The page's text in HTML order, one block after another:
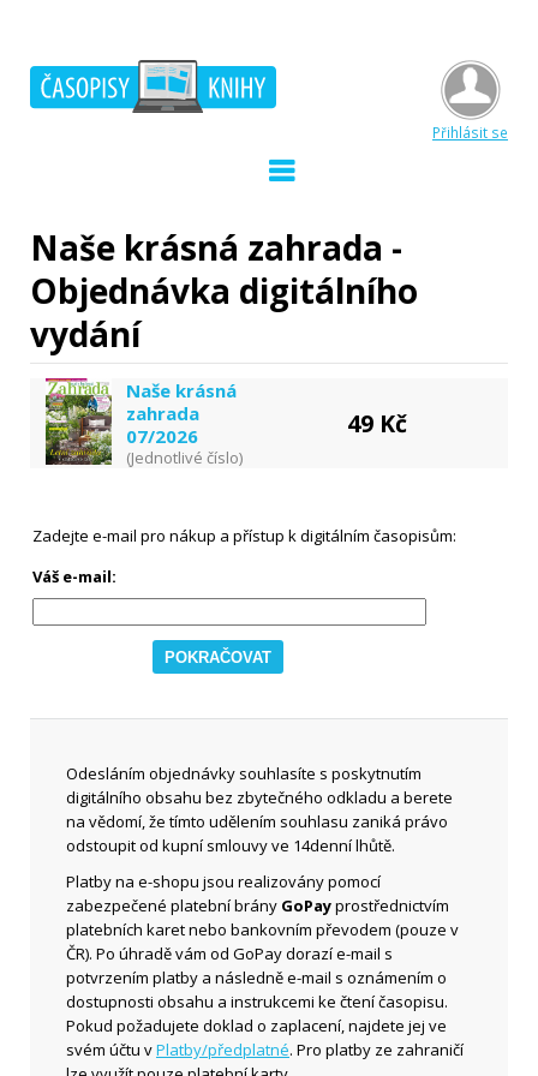
Přihlásit se
Naše krásná zahrada -
Objednávka digitálního
vydání
Naše krásná
zahrada
07/2026
(Jednotlivé číslo)
49 Kč
Zadejte e-mail pro nákup a přístup k digitálním časopisům:
Váš e-mail:
Odesláním objednávky souhlasíte s poskytnutím
digitálního obsahu bez zbytečného odkladu a berete
na vědomí, že tímto udělením souhlasu zaniká právo
odstoupit od kupní smlouvy ve 14denní lhůtě.
Platby na e-shopu jsou realizovány pomocí
zabezpečené platební brány GoPayprostřednictvím
platebních karet nebo bankovním převodem (pouze v
ČR). Po úhradě vám od GoPay dorazí e-mail s
potvrzením platby a následně e-mail s oznámením o
dostupnosti obsahu a instrukcemi ke čtení časopisu.
Pokud požadujete doklad o zaplacení, najdete jej ve
svém účtu vPlatby/předplatné. Pro platby ze zahraničí